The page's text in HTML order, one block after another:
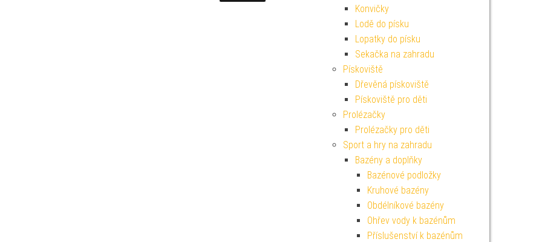
Konvičky
Lodě do písku
Lopatky do písku
Sekačka na zahradu
Pískoviště
Dřevěná pískoviště
Pískoviště pro děti
Prolézačky
Prolézačky pro děti
Sport a hry na zahradu
Bazény a doplňky
Bazénové podložky
Kruhové bazény
Obdélníkové bazény
Ohřev vody k bazénům
Příslušenství k bazénům